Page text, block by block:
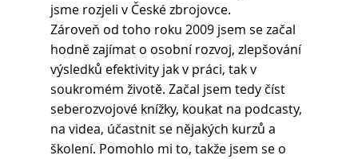
jsme rozjeli v České zbrojovce.
Zároveň od toho roku 2009 jsem se začal
hodně zajímat o osobní rozvoj, zlepšování
výsledků efektivity jak v práci, tak v
soukromém životě. Začal jsem tedy číst
seberozvojové knížky, koukat na podcasty,
na videa, účastnit se nějakých kurzů a
školení. Pomohlo mi to, takže jsem se o